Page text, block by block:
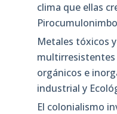
clima que ellas
Metales tóxicos
orgánicos e
industrial y
El colonialismo